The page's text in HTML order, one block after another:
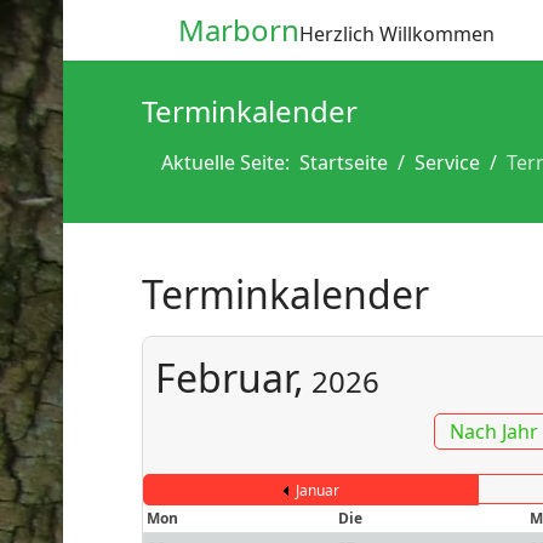
MarbornHerzlich Willkommen
Terminkalender
Aktuelle Seite: Startseite Service
Terminkalender
Februar, 2026
Nach Jahr
Januar
Mon Die